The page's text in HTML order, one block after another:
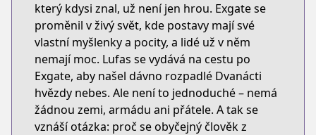
který kdysi znal, už není jen hrou. Exgate se
proměnil v živý svět, kde postavy mají své
vlastní myšlenky a pocity, a lidé už v něm
nemají moc. Lufas se vydává na cestu po
Exgate, aby našel dávno rozpadlé Dvanácti
hvězdy nebes. Ale není to jednoduché – nemá
žádnou zemi, armádu ani přátele. A tak se
vznáší otázka: proč se obyčejný člověk z